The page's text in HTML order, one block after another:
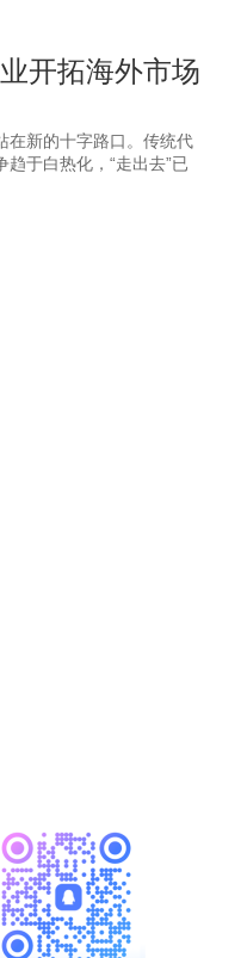
开拓海外市场
在新的十字路口。传统代
于白热化，“走出去”已